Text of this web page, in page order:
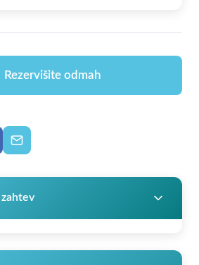
Rezervišite odmah